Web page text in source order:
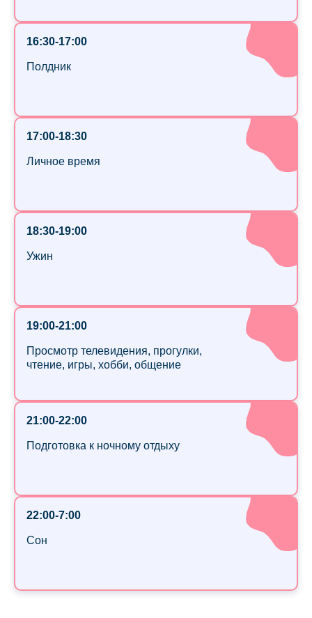
16:30-17:00
Полдник
17:00-18:30
Личное время
18:30-19:00
Ужин
19:00-21:00
Просмотр телевидения, прогулки,
чтение, игры, хобби, общение
21:00-22:00
Подготовка к ночному отдыху
22:00-7:00
Сон